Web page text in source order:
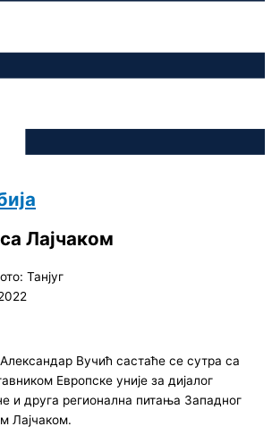
Лајчаком
Танјуг
Вучић састаће се сутра са
Европске уније за дијалог
и друга регионална питања Западног
Лајчаком.